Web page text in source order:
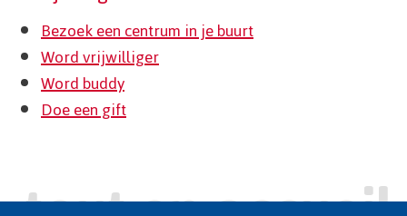
Bezoek een centrum in je buurt
Word vrijwilliger
Word buddy
Doe een gift